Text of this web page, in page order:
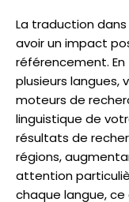
La traduction
avoir un impact
référencement.
plusieurs langues,
moteurs de
linguistique de
résultats de
régions,
attention
chaque langue,